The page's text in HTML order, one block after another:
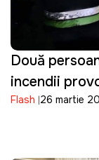
Două
incendii
Flash 26 martie